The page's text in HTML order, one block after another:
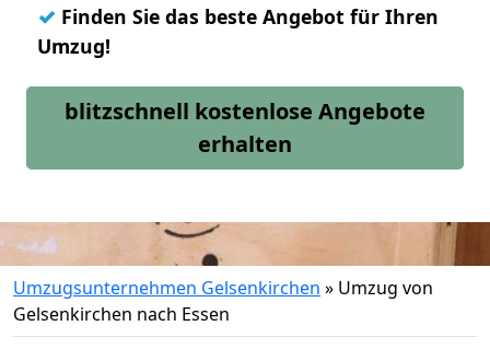
✓ Finden Sie das beste Angebot für Ihren
Umzug!
blitzschnell kostenlose Angebote
erhalten
Umzugsunternehmen Gelsenkirchen » Umzug von
Gelsenkirchen nach Essen